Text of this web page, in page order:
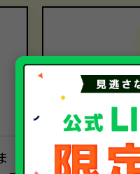
30代・女性
引取り担当者